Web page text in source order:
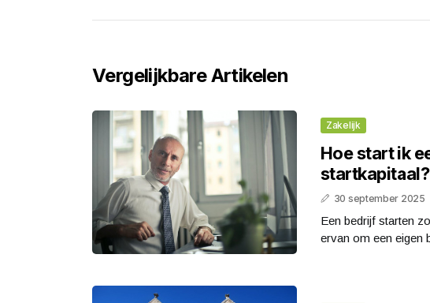
Vergelijkbare Artikelen
Zakelijk
Hoe start ik
startkapitaal?
30 september 2025
Een bedrijf starten
ervan om een eigen